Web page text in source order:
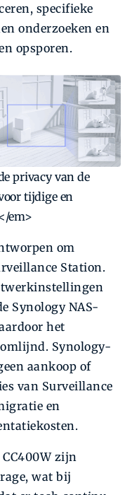
specifieke
onderzoeken en
opsporen.
privacy van de
tijdige en
em>
om
Station.
Synology NAS-
het
Synology-
aankoop of
van Surveillance
en
CC400W zijn
wat bij